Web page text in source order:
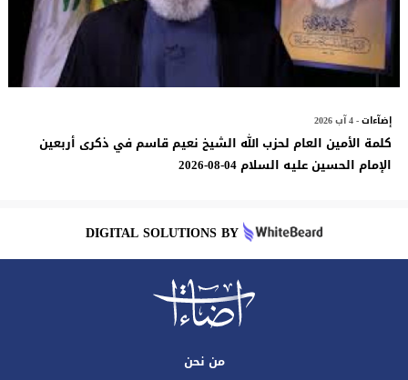
إضآءات- 4 آب 2026
كلمة الأمين العام لحزب الله الشيخ نعيم قاسم في ذكرى أربعين
الإمام الحسين عليه السلام 04-08-2026
DIGITAL SOLUTIONS BY
من نحن